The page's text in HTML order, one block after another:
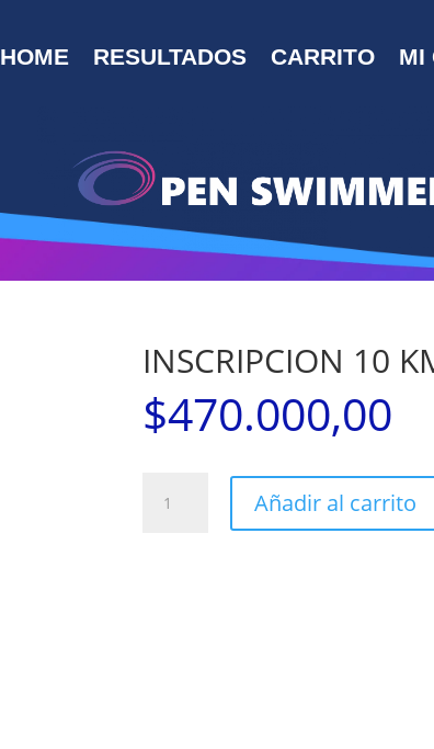
HOME RESULTADOS CARRITO MI
INSCRIPCION 10
$470.000,00
INSCRIPCION
Añadir al carrito